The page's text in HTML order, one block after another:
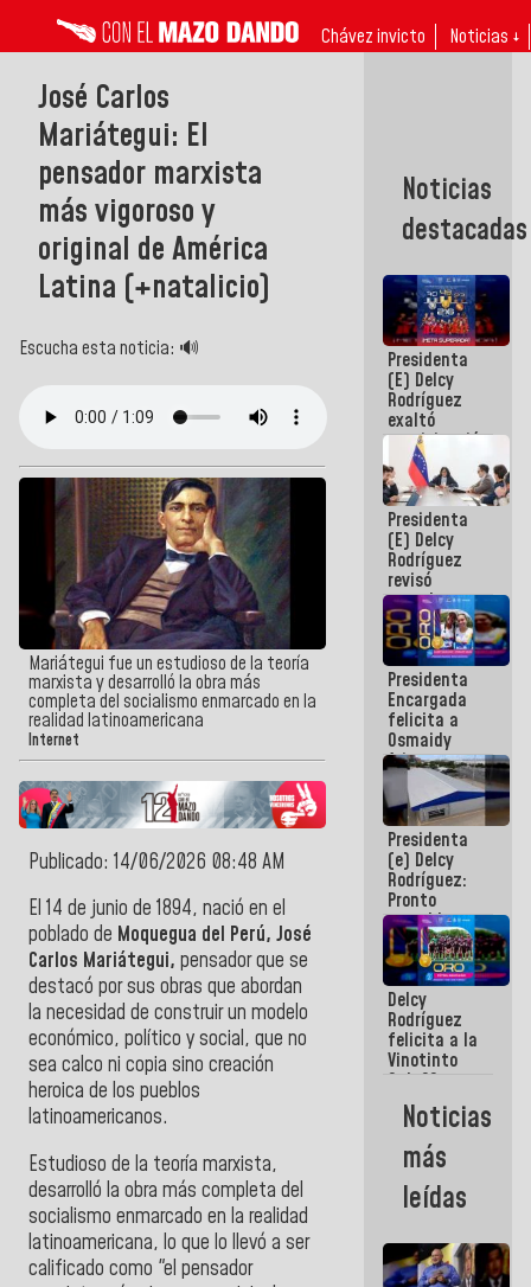
Chávez invicto Noticias ↓
José Carlos
Mariátegui: El
pensador marxista
más vigoroso y
original de América
Latina (+natalicio)
Escucha esta noticia: 🔊
Mariátegui fue un estudioso de la teoría
marxista y desarrolló la obra más
completa del socialismo enmarcado en la
realidad latinoamericana
Internet
Publicado: 14/06/2026 08:48 AM
El 14 de junio de 1894, nació en el
poblado de Moquegua del Perú, José
Carlos Mariátegui, pensador que se
destacó por sus obras que abordan
la necesidad de construir un modelo
económico, político y social, que no
sea calco ni copia sino creación
heroica de los pueblos
latinoamericanos.
Estudioso de la teoría marxista,
desarrolló la obra más completa del
socialismo enmarcado en la realidad
latinoamericana, lo que lo llevó a ser
calificado como "el pensador
Noticias
destacadas
Presidenta
(E) Delcy
Rodríguez
exaltó
participación
de
Venezuela
en Juegos
Centroamericanos
y del Caribe
2026
Presidenta
(E) Delcy
Rodríguez
revisó
agenda
económica y
ejecución de
fondos de
emergencia
post-sismos
Presidenta
Encargada
felicita a
Osmaidy
Arias y
Giraly
Marcano por
hacer
historia en
los
Centroamericanos
Presidenta
(e) Delcy
Rodríguez:
Pronto
restableceremos
las
operaciones
en el
Aeropuerto
Internacional
de
Maiquetía
Delcy
Rodríguez
felicita a la
Vinotinto
Sub 20
campeona
frente
México Sub
23 en los
Centroamericanos
Noticias
más
leídas